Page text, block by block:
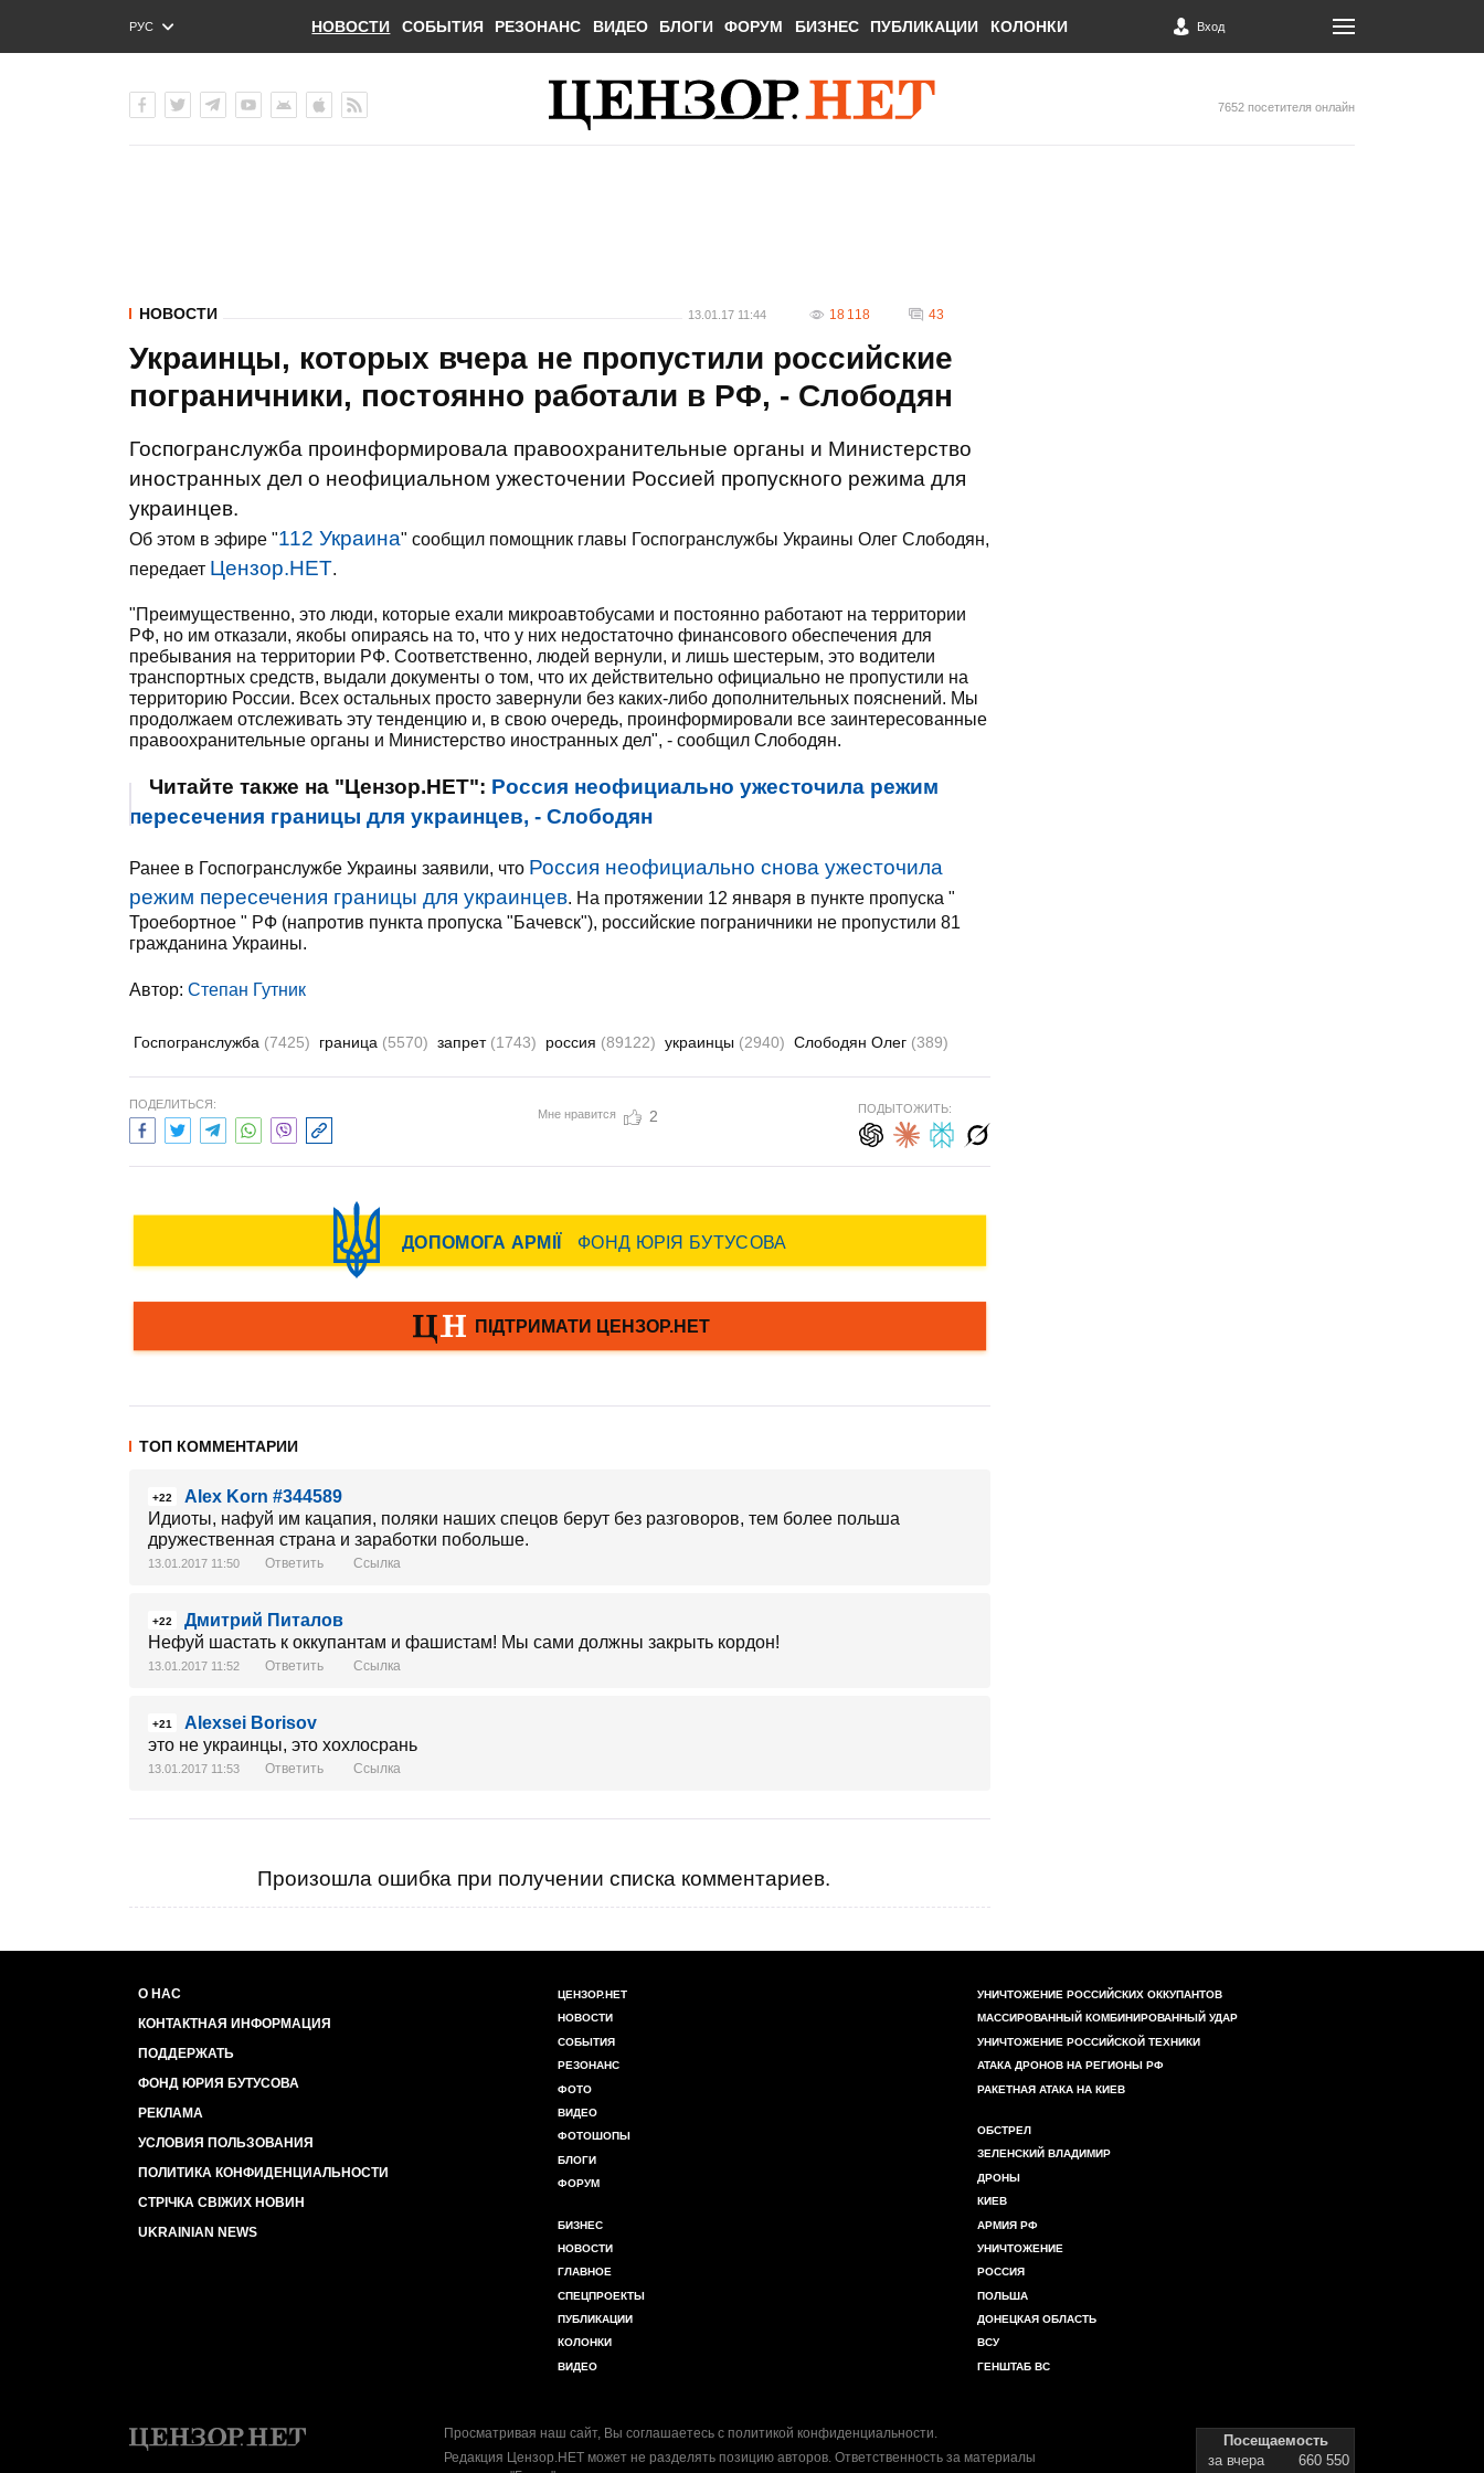
РУС
ENG
НОВОСТИ СОБЫТИЯ РЕЗОНАНС ВИДЕО БЛОГИ ФОРУМ БИЗНЕС ПУБЛИКАЦИИ КОЛОНКИ Вход
7652 посетителя онлайн
НОВОСТИ 13.01.17 11:44 18 118 43
Украинцы, которых вчера не пропустили российские
пограничники, постоянно работали в РФ, - Слободян
Госпогранслужба проинформировала правоохранительные органы и Министерство
иностранных дел о неофициальном ужесточении Россией пропускного режима для
украинцев.
Об этом в эфире "112 Украина" сообщил помощник главы Госпогранслужбы Украины Олег Слободян,
передает Цензор.НЕТ.
"Преимущественно, это люди, которые ехали микроавтобусами и постоянно работают на территории
РФ, но им отказали, якобы опираясь на то, что у них недостаточно финансового обеспечения для
пребывания на территории РФ. Соответственно, людей вернули, и лишь шестерым, это водители
транспортных средств, выдали документы о том, что их действительно официально не пропустили на
территорию России. Всех остальных просто завернули без каких-либо дополнительных пояснений. Мы
продолжаем отслеживать эту тенденцию и, в свою очередь, проинформировали все заинтересованные
правоохранительные органы и Министерство иностранных дел", - сообщил Слободян.
Читайте также на "Цензор.НЕТ": Россия неофициально ужесточила режим
пересечения границы для украинцев, - Слободян
Ранее в Госпогранслужбе Украины заявили, что Россия неофициально снова ужесточила
режим пересечения границы для украинцев. На протяжении 12 января в пункте пропуска "
Троебортное " РФ (напротив пункта пропуска "Бачевск"), российские пограничники не пропустили 81
гражданина Украины.
Автор: Степан Гутник
Госпогранслужба (7425) граница (5570) запрет (1743) россия (89122) украинцы (2940) Слободян Олег (389)
ПОДЕЛИТЬСЯ:
Мне нравится 2 ПОДЫТОЖИТЬ:
ТОП КОММЕНТАРИИ
+22
Alex Korn #344589
Идиоты, нафуй им кацапия, поляки наших спецов берут без разговоров, тем более польша
дружественная страна и заработки побольше.
13.01.2017 11:50 Ответить Ссылка
+22
Дмитрий Питалов
Нефуй шастать к оккупантам и фашистам! Мы сами должны закрыть кордон!
13.01.2017 11:52 Ответить Ссылка
+21
Alexsei Borisov
это не украинцы, это хохлосрань
13.01.2017 11:53 Ответить Ссылка
Произошла ошибка при получении списка комментариев.
О НАС
КОНТАКТНАЯ ИНФОРМАЦИЯ
ПОДДЕРЖАТЬ
ФОНД ЮРИЯ БУТУСОВА
РЕКЛАМА
УСЛОВИЯ ПОЛЬЗОВАНИЯ
ПОЛИТИКА КОНФИДЕНЦИАЛЬНОСТИ
СТРІЧКА СВІЖИХ НОВИН
UKRAINIAN NEWS
ЦЕНЗОР.НЕТ
НОВОСТИ
СОБЫТИЯ
РЕЗОНАНС
ФОТО
ВИДЕО
ФОТОШОПЫ
БЛОГИ
ФОРУМ
БИЗНЕС
НОВОСТИ
ГЛАВНОЕ
СПЕЦПРОЕКТЫ
ПУБЛИКАЦИИ
КОЛОНКИ
ВИДЕО
УНИЧТОЖЕНИЕ РОССИЙСКИХ ОККУПАНТОВ
МАССИРОВАННЫЙ КОМБИНИРОВАННЫЙ УДАР
УНИЧТОЖЕНИЕ РОССИЙСКОЙ ТЕХНИКИ
АТАКА ДРОНОВ НА РЕГИОНЫ РФ
РАКЕТНАЯ АТАКА НА КИЕВ
ОБСТРЕЛ
ЗЕЛЕНСКИЙ ВЛАДИМИР
ДРОНЫ
КИЕВ
АРМИЯ РФ
УНИЧТОЖЕНИЕ
РОССИЯ
ПОЛЬША
ДОНЕЦКАЯ ОБЛАСТЬ
ВСУ
ГЕНШТАБ ВС
Просматривая наш сайт, Вы соглашаетесь с политикой конфиденциальности.
Редакция Цензор.НЕТ может не разделять позицию авторов. Ответственность за материалы
Посещаемость
за вчера
660 550